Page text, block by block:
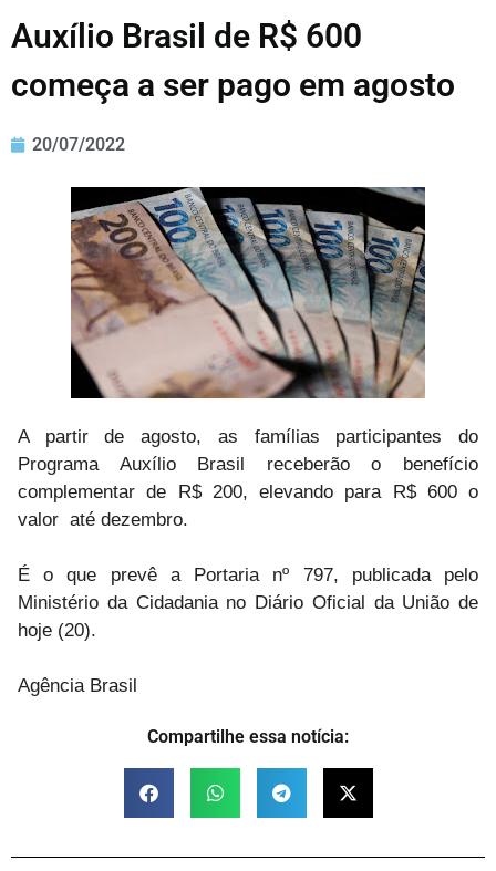
Auxílio Brasil de R$ 600
começa a ser pago em agosto
20/07/2022
A partir de agosto, as famílias participantes do
Programa Auxílio Brasil receberão o benefício
complementar de R$ 200, elevando para R$ 600 o
valor até dezembro.
É o que prevê a Portaria nº 797, publicada pelo
Ministério da Cidadania no Diário Oficial da União de
hoje (20).
Agência Brasil
Compartilhe essa notícia: